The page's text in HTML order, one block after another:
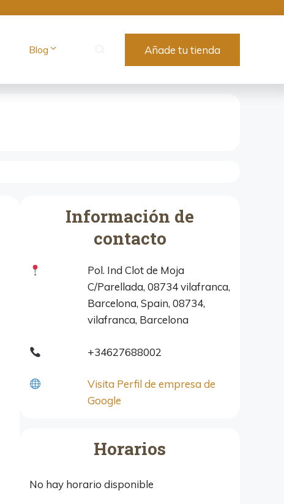
Blog Añade tu tienda
Información de
contacto
Pol. Ind Clot de Moja
C/Parellada, 08734 vilafranca,
Barcelona, Spain, 08734,
vilafranca, Barcelona
+34627688002
Visita Perfil de empresa de
Google
Horarios
No hay horario disponible